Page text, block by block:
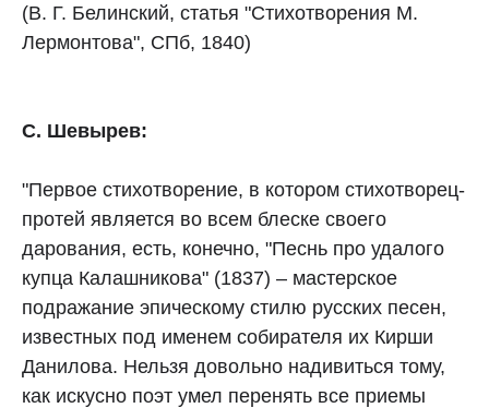
(В. Г. Белинский, статья "Стихотворения М.
Лермонтова", СПб, 1840)
С. Шевырев:
"Первое стихотворение, в котором стихотворец-
протей является во всем блеске своего
дарования, есть, конечно, "Песнь про удалого
купца Калашникова" (1837) – мастерское
подражание эпическому стилю русских песен,
известных под именем собирателя их Кирши
Данилова. Нельзя довольно надивиться тому,
как искусно поэт умел перенять все приемы